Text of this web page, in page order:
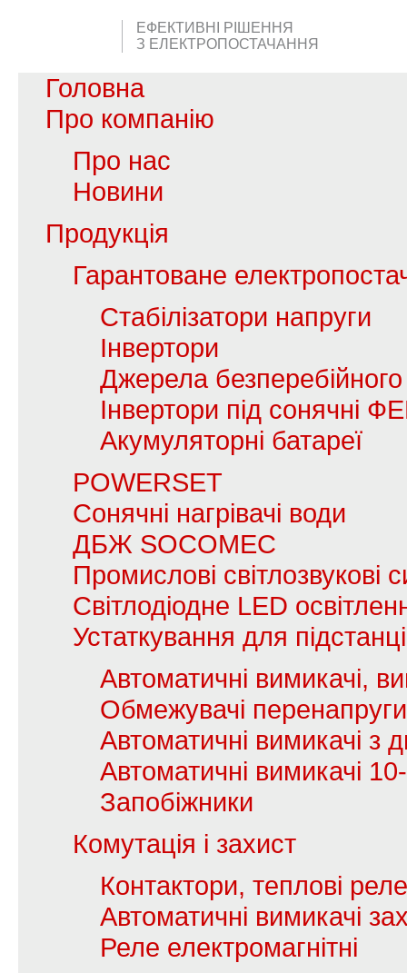
ЕФЕКТИВНІ РІШЕННЯ
З ЕЛЕКТРОПОСТАЧАННЯ
Головна
Про компанію
Про нас
Новини
Продукція
Гарантоване
Стабілізатори напруги
Інвертори
Джерела
Інвертори під сонячні
Акумуляторні батареї
POWERSET
Сонячні нагрівачі води
ДБЖ SOCOMEC
Промислові світлозвукові
Світлодіодне LED
Устаткування для
Автоматичні вимикачі,
Обмежувачі перенапруги
Автоматичні вимикачі з
Автоматичні вимикачі
Запобіжники
Комутація і захист
Контактори, теплові реле
Автоматичні вимикачі
Реле електромагнітні